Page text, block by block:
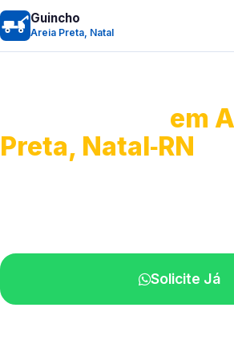
Guincho
Areia Preta, Natal
em
Preta, Natal‑RN
Solicite Já